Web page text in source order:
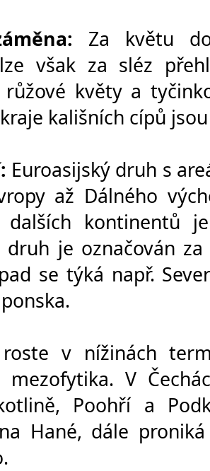
Za květu
však za sléz
květy a
kališních cípů
Euroasijský druh s
až Dálného
dalších kontinentů
druh je označován
se týká např.
v nížinách
mezofytika. V
Poohří a
Hané, dále